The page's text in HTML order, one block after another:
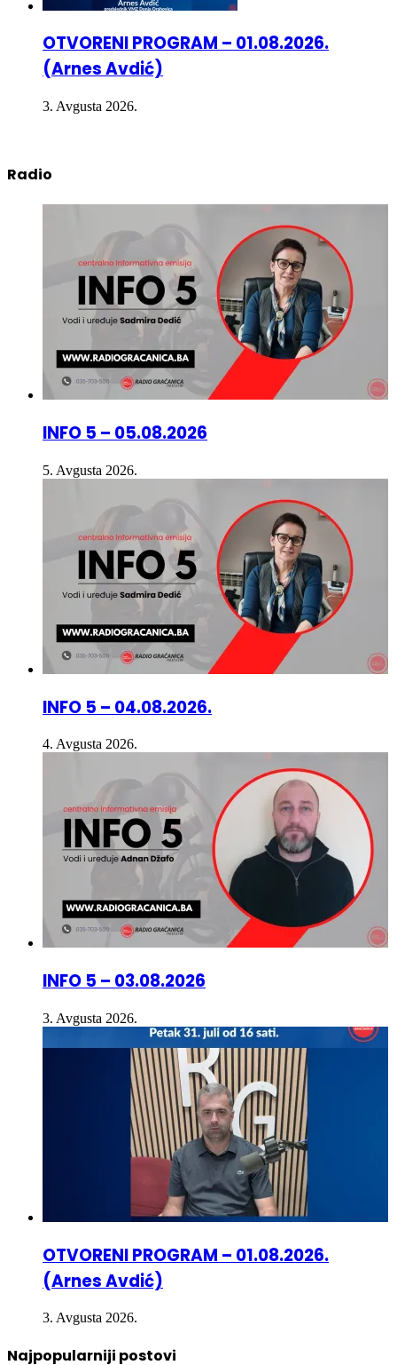
OTVORENI PROGRAM – 01.08.2026.
(Arnes Avdić)
3. Avgusta 2026.
INFO 5 – 05.08.2026
5. Avgusta 2026.
INFO 5 – 04.08.2026.
4. Avgusta 2026.
INFO 5 – 03.08.2026
3. Avgusta 2026.
OTVORENI PROGRAM – 01.08.2026.
(Arnes Avdić)
3. Avgusta 2026.
Najpopularniji postovi